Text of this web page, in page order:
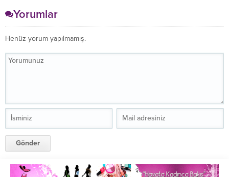
Yorumlar
Henüz yorum yapılmamış.